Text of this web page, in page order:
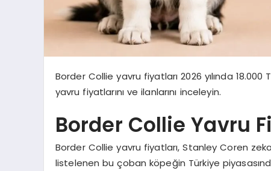
Border Collie yavru fiyatları 2026 yılında
yavru fiyatlarını ve ilanlarını inceleyin.
Border Collie Yavru
Border Collie yavru fiyatları, Stanley Coren
listelenen bu çoban köpeğin Türkiye